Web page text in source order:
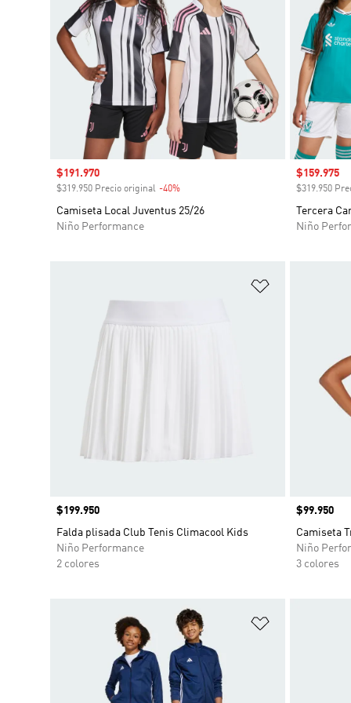
Precio de venta
$191.970
$319.950 Precio original -40%
Camiseta Local Juventus 25/26
Niño Performance
Precio de
$159.975
$319.950
Tercera
Niño
Añadir a la
Precio
$199.950
Falda plisada Club Tenis Climacool Kids
Niño Performance
2 colores
Precio
$99.950
Camiseta
Niño
3 colores
Añadir a la